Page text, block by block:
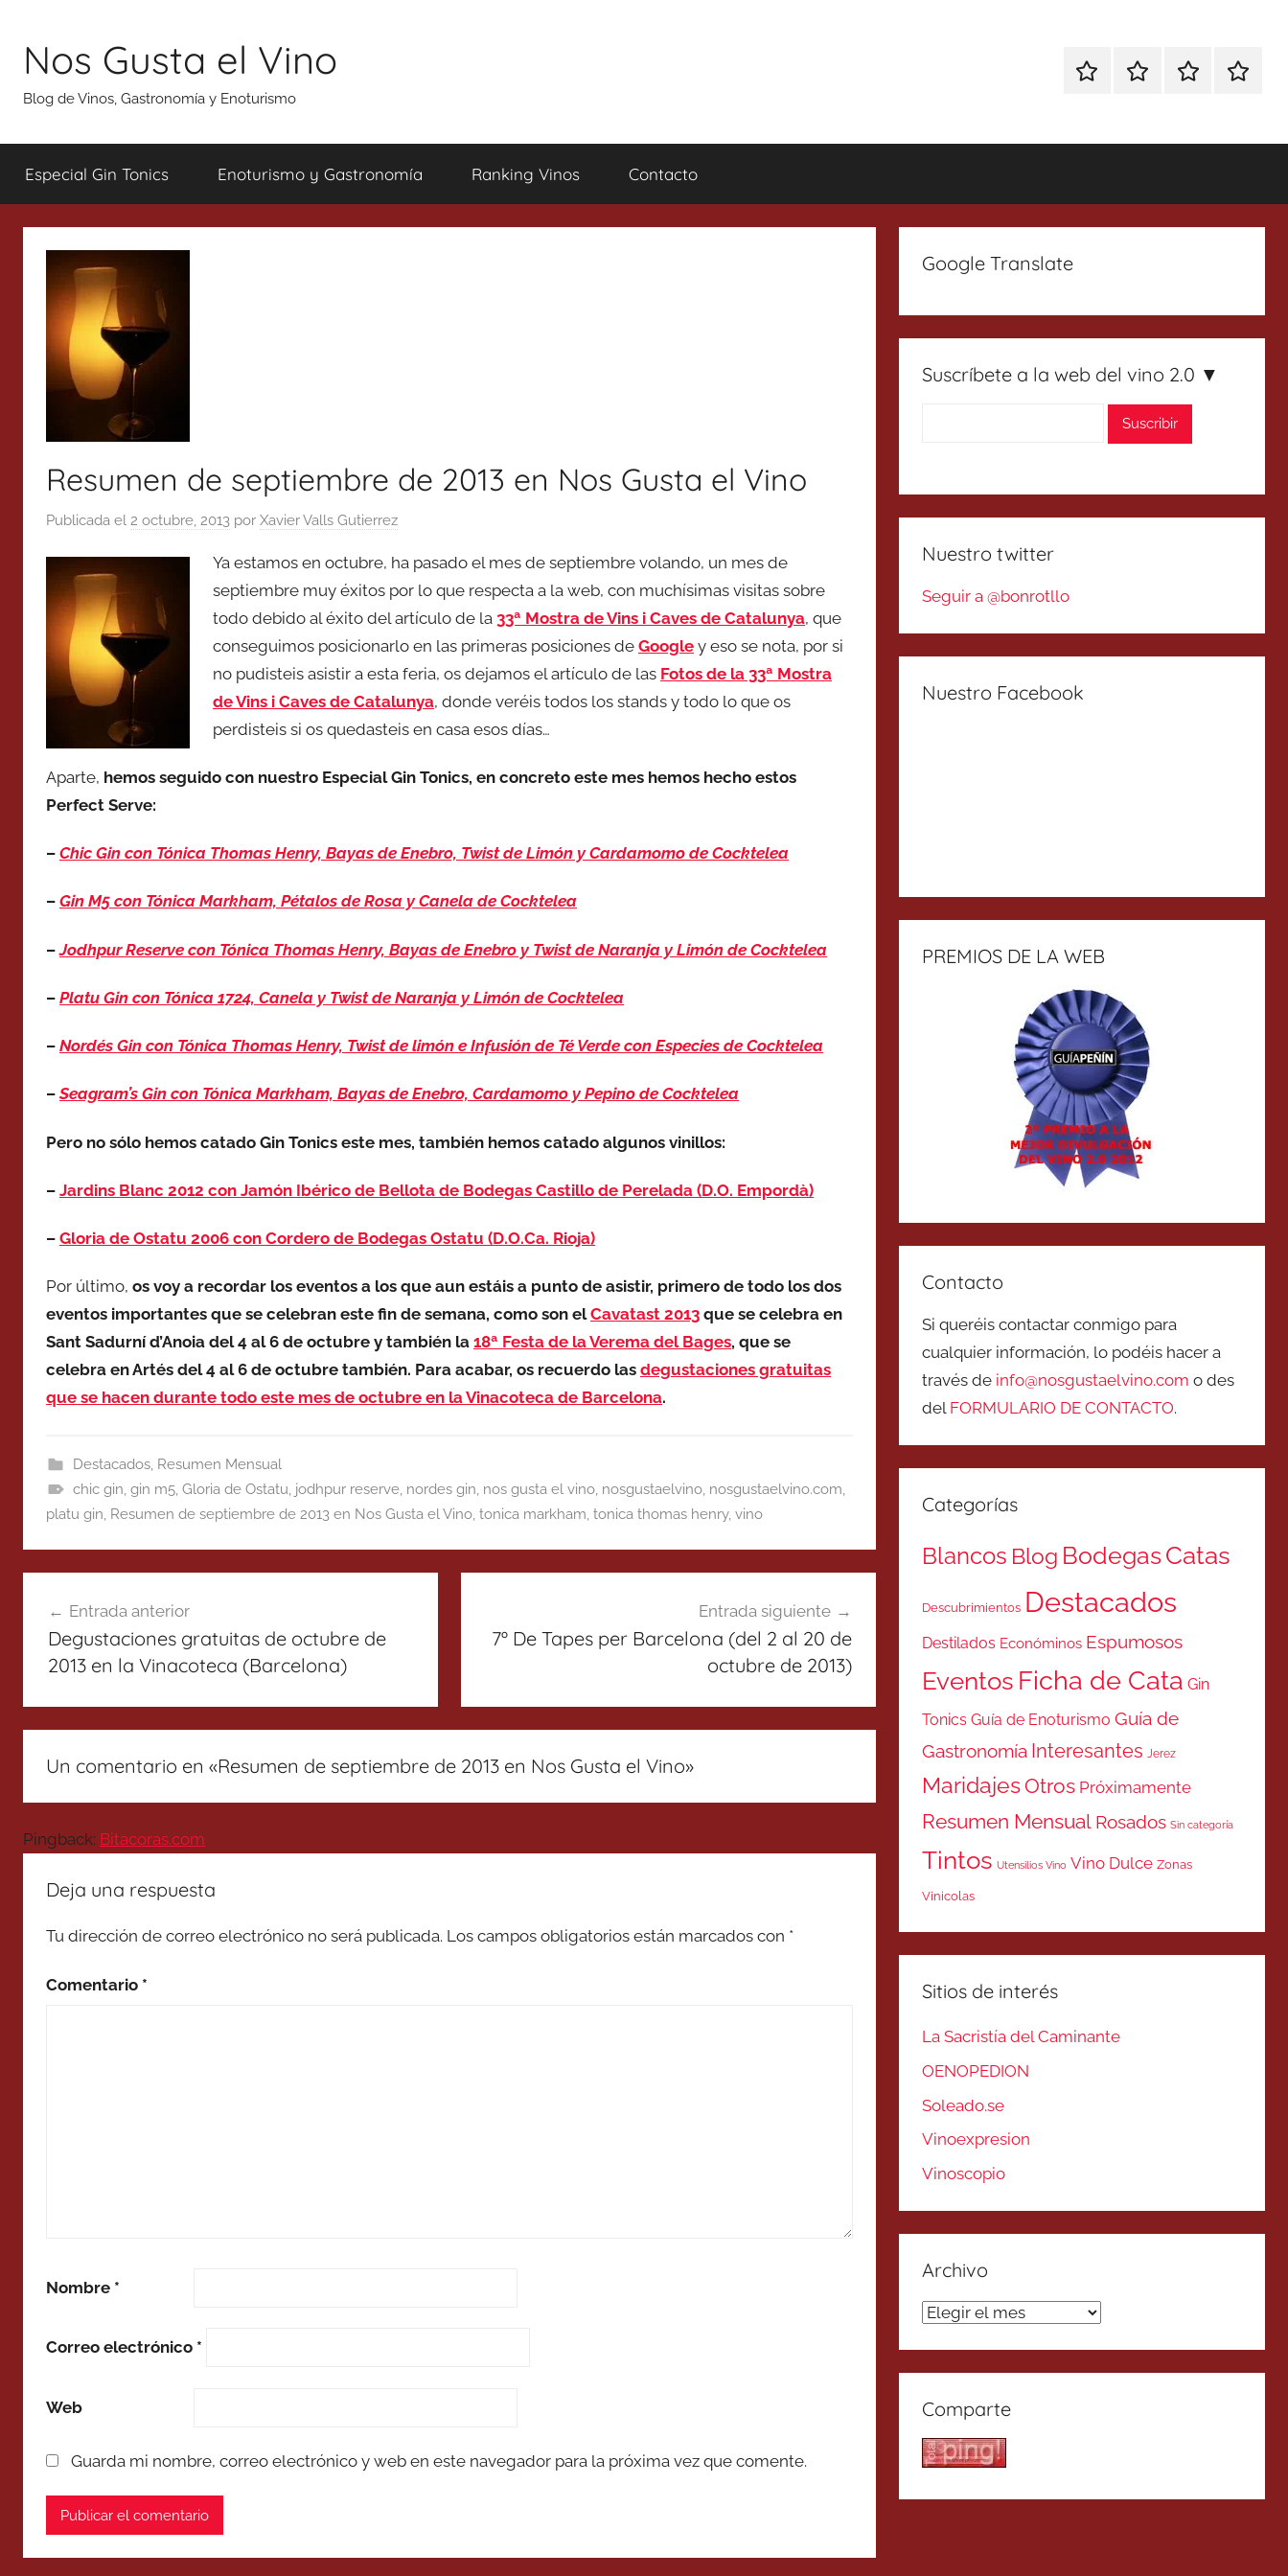
contenido
Nos Gusta el Vino
Blog de Vinos, Gastronomía y Enoturismo
EspecialEnoturismoRanking
Especial Gin Tonics Enoturismo y Gastronomía Ranking Vinos Contacto
Resumen de septiembre de 2013 en Nos Gusta el Vino
Publicada el 2 octubre, 2013 por Xavier Valls Gutierrez
Ya estamos en octubre, ha pasado el mes de septiembre volando, un mes de
septiembre muy éxitos por lo que respecta a la web, con muchísimas visitas sobre
todo debido al éxito del artículo de la 33ª Mostra de Vins i Caves de Catalunya, que
conseguimos posicionarlo en las primeras posiciones de Google y eso se nota, por si
no pudisteis asistir a esta feria, os dejamos el artículo de las Fotos de la 33ª Mostra
de Vins i Caves de Catalunya, donde veréis todos los stands y todo lo que os
perdisteis si os quedasteis en casa esos días…
Aparte, hemos seguido con nuestro Especial Gin Tonics, en concreto este mes hemos hecho estos
Perfect Serve:
– Chic Gin con Tónica Thomas Henry, Bayas de Enebro, Twist de Limón y Cardamomo de Cocktelea
– Gin M5 con Tónica Markham, Pétalos de Rosa y Canela de Cocktelea
–Jodhpur Reserve con Tónica Thomas Henry, Bayas de Enebro y Twist de Naranja y Limón de Cocktelea
– Platu Gin con Tónica 1724, Canela y Twist de Naranja y Limón de Cocktelea
– Nordés Gin con Tónica Thomas Henry, Twist de limón e Infusión de Té Verde con Especies de Cocktelea
–Seagram’s Gin con Tónica Markham, Bayas de Enebro, Cardamomo y Pepino de Cocktelea
Pero no sólo hemos catado Gin Tonics este mes, también hemos catado algunos vinillos:
– Jardins Blanc 2012 con Jamón Ibérico de Bellota de Bodegas Castillo de Perelada (D.O. Empordà)
– Gloria de Ostatu 2006 con Cordero de Bodegas Ostatu (D.O.Ca. Rioja)
Por último, os voy a recordar los eventos a los que aun estáis a punto de asistir, primero de todo los dos
eventos importantes que se celebran este fin de semana, como son elCavatast 2013 que se celebra en
Sant Sadurní d’Anoia del 4 al 6 de octubre y también la 18ª Festa de la Verema del Bages, que se
celebra en Artés del 4 al 6 de octubre también. Para acabar, os recuerdo las degustaciones gratuitas
que se hacen durante todo este mes de octubre en la Vinacoteca de Barcelona.
Destacados, Resumen Mensual
chic gin, gin m5, Gloria de Ostatu, jodhpur reserve, nordes gin, nos gusta el vino, nosgustaelvino, nosgustaelvino.com,
platu gin, Resumen de septiembre de 2013 en Nos Gusta el Vino, tonica markham, tonica thomas henry, vino
de
entradas
Entrada anterior
Degustaciones gratuitas de octubre de
2013 en la Vinacoteca (Barcelona)
Entrada siguiente
7º De Tapes per Barcelona (del 2 al 20 de
octubre de 2013)
Un comentario en «Resumen de septiembre de 2013 en Nos Gusta el Vino»
Pingback: Bitacoras.com
Deja una respuesta
Tu dirección de correo electrónico no será publicada. Los campos obligatorios están marcados con *
Comentario *
Nombre *
Correo electrónico *
Web
Guarda mi nombre, correo electrónico y web en este navegador para la próxima vez que comente.
Google Translate
Suscríbete a la web del vino 2.0 ▼
Nuestro twitter
Seguir a @bonrotllo
Nuestro Facebook
PREMIOS DE LA WEB
Contacto
Si queréis contactar conmigo para
cualquier información, lo podéis hacer a
través de info@nosgustaelvino.com o des
del FORMULARIO DE CONTACTO.
Categorías
Blancos Blog BodegasCatas
Descubrimientos Destacados
Destilados Económinos Espumosos
Eventos Ficha de Cata Gin
Tonics Guía de Enoturismo Guía de
Gastronomía Interesantes Jerez
MaridajesOtros Próximamente
Resumen Mensual Rosados Sin categoría
Tintos Utensilios Vino Vino Dulce Zonas
Vinicolas
Sitios de interés
La Sacristía del Caminante
OENOPEDION
Soleado.se
Vinoexpresion
Vinoscopio
Archivo
Archivo
Comparte